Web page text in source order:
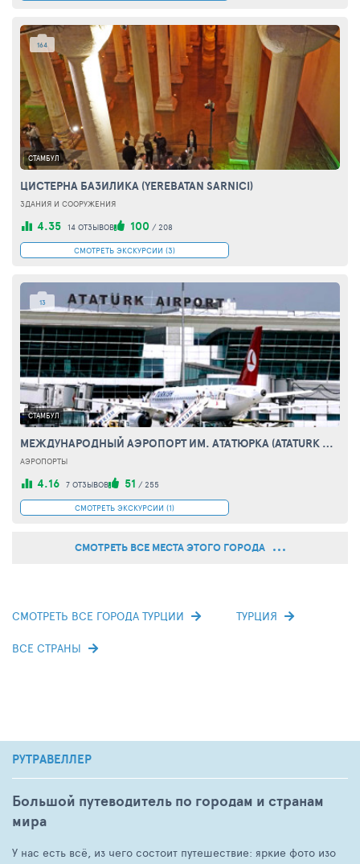
164
СТАМБУЛ
ЦИСТЕРНА БАЗИЛИКА (YEREBATAN SARNICI)
ЗДАНИЯ И СООРУЖЕНИЯ
4.35 14 ОТЗЫВОВ 100 / 208
СМОТРЕТЬ ЭКСКУРСИИ (3)
13
СТАМБУЛ
МЕЖДУНАРОДНЫЙ АЭРОПОРТ ИМ. АТАТЮРКА (ATATURK AIRPORT)
АЭРОПОРТЫ
4.16 7 ОТЗЫВОВ 51 / 255
СМОТРЕТЬ ЭКСКУРСИИ (1)
СМОТРЕТЬ ВСЕ МЕСТА ЭТОГО ГОРОДА
СМОТРЕТЬ ВСЕ ГОРОДА ТУРЦИИ ТУРЦИЯ
ВСЕ СТРАНЫ
РУТРАВЕЛЛЕР
Большой путеводитель по городам и странам
мира
У нас есть всё, из чего состоит путешествие: яркие фото изо